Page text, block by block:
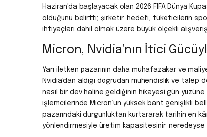
Haziran'da başlayacak olan 2026 FIFA Dünya
olduğunu belirtti; şirketin hedefi, tüketicilerin
ihtiyaçları dahil olmak üzere büyük ölçekli alışveriş
Micron, Nvidia’nın İtici
Yarı iletken pazarının daha muhafazakar ve
Nvidia’dan aldığı doğrudan mühendislik ve talep
nasıl bir dev haline geldiğinin hikayesi gün yüzüne
işlemcilerinde Micron’un yüksek bant genişlikli
pazarındaki durgunluktan kurtararak tarihin en
yönlendirmesiyle üretim kapasitesinin neredeyse